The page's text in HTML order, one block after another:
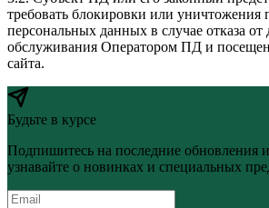
требовать блокировки или уничтожения
персональных данных в случае отказа от
обслуживания Оператором ПД и
сайта.
Будьте в курсе
Подпишитесь на последние обновления и
узнавайте о новинках и специальных